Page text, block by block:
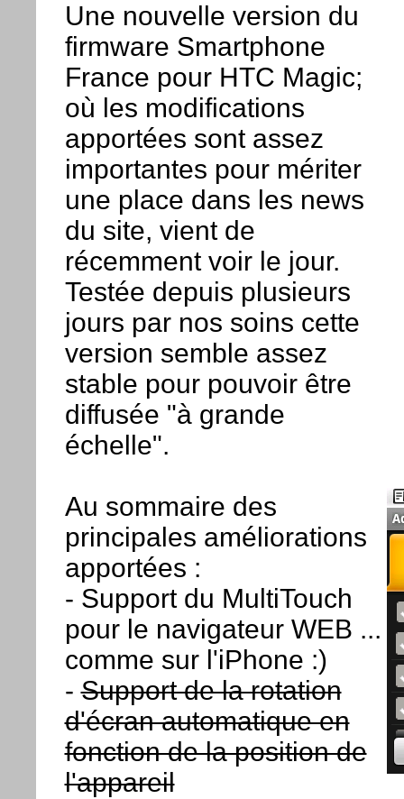
Une nouvelle version du
firmware Smartphone
France pour HTC Magic;
où les modifications
apportées sont assez
importantes pour mériter
une place dans les news
du site, vient de
récemment voir le jour.
Testée depuis plusieurs
jours par nos soins cette
version semble assez
stable pour pouvoir être
diffusée "à grande
échelle".
Au sommaire des
principales améliorations
apportées :
- Support du MultiTouch
pour le navigateur WEB ...
comme sur l'iPhone :)
-Support de la rotation
d'écran automatique en
fonction de la position de
l'appareil